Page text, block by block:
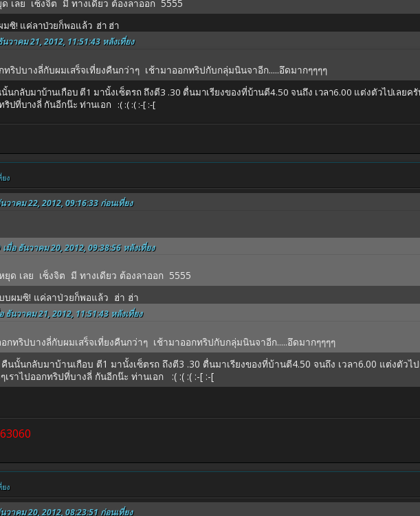
เลย เซ็งจิต มี ทางเดียว ต้องลาออก 5555
มซิ! แค่ลาป่วยก็พอแล้ว ฮ่า ฮ่า
วาคม 21, 2012, 11:51:43 หลังเที่ยง
ริปบางลี่กับผมเสร็จเที่ยงคืนกว่าๆ เช้ามาออกทริปกับกลุ่มนินจาอีก.....อึดมากๆๆๆๆ
กลับมาบ้านเกือบ ตี1 มานั้งเซ็ตรถ ถึงตี3 .30 ตื่นมาเรียงของที่บ้านตี4.50 จนถึง เวลา6.00 แต่งตัวไปเลยค
ริปที่บางลี่ กันอีกน๊ะ ท่านเอก :( :( :( :-[ :-[
ง
วาคม 22, 2012, 09:16:33 ก่อนเที่ยง
มื่อ ธันวาคม 20, 2012, 09:38:56 หลังเที่ยง
ด เลย เซ็งจิต มี ทางเดียว ต้องลาออก 5555
บผมซิ! แค่ลาป่วยก็พอแล้ว ฮ่า ฮ่า
ธันวาคม 21, 2012, 11:51:43 หลังเที่ยง
กทริปบางลี่กับผมเสร็จเที่ยงคืนกว่าๆ เช้ามาออกทริปกับกลุ่มนินจาอีก.....อึดมากๆๆๆๆ
นนั้นกลับมาบ้านเกือบ ตี1 มานั้งเซ็ตรถ ถึงตี3 .30 ตื่นมาเรียงของที่บ้านตี4.50 จนถึง เวลา6.00 แต่งตัวไ
เราไปออกทริปที่บางลี่ กันอีกน๊ะ ท่านเอก :( :( :( :-[ :-[
ง
วาคม 20, 2012, 08:23:51 ก่อนเที่ยง